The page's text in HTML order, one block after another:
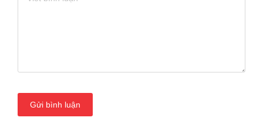
Gửi bình luận